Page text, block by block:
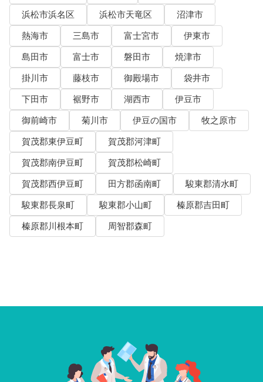
浜松市浜名区
浜松市天竜区
沼津市
熱海市
三島市 富士宮市
伊東市
島田市
富士市 磐田市
焼津市
掛川市
藤枝市 御殿場市
袋井市
下田市
裾野市 湖西市
伊豆市
御前崎市
菊川市 伊豆の国市
牧之原市
賀茂郡東伊豆町
賀茂郡河津町
賀茂郡南伊豆町
賀茂郡松崎町
賀茂郡西伊豆町
田方郡函南町
駿東郡清水町
駿東郡長泉町
駿東郡小山町
榛原郡吉田町
榛原郡川根本町
周智郡森町